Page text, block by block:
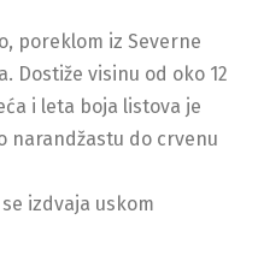
poreklom iz Severne
Dostiže visinu od oko 12
i leta boja listova je
narandžastu do crvenu
izdvaja uskom